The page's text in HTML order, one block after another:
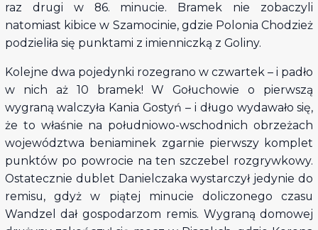
raz drugi w 86. minucie. Bramek nie zobaczyli
natomiast kibice w Szamocinie, gdzie Polonia Chodzież
podzieliła się punktami z imienniczką z Goliny.
Kolejne dwa pojedynki rozegrano w czwartek – i padło
w nich aż 10 bramek! W Gołuchowie o pierwszą
wygraną walczyła Kania Gostyń – i długo wydawało się,
że to właśnie na południowo-wschodnich obrzeżach
województwa beniaminek zgarnie pierwszy komplet
punktów po powrocie na ten szczebel rozgrywkowy.
Ostatecznie dublet Danielczaka wystarczył jedynie do
remisu, gdyż w piątej minucie doliczonego czasu
Wandzel dał gospodarzom remis. Wygraną domowej